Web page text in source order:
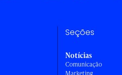
Seções
Notícias
Comunicação
Marketing